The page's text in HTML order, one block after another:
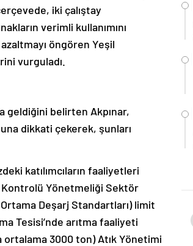
iki çalıştay
verimli kullanımını
öngören Yeşil
vurguladı.
geldiğini belirten Akpınar,
dikkati çekerek, şunları
katılımcıların faaliyetleri
Yönetmeliği Sektör
Ortama Deşarj Standartları) limit
Tesisi’nde arıtma faaliyeti
ortalama 3000 ton) Atık Yönetimi